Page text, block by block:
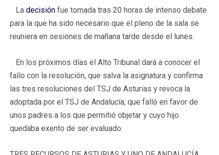
La decisión fue tomada tras 20 horas de intenso debate
para la que ha sido necesario que el pleno de la sala se
reuniera en sesiones de mañana tarde desde el lunes.
En los próximos días el Alto Tribunal dará a conocer el
fallo con la resolución, que salva la asignatura y confirma
las tres resoluciones del TSJ de Asturias y revoca la
adoptada por el TSJ de Andalucía, que falló en favor de
unos padres a los que permitió objetar y cuyo hijo
quedaba exento de ser evaluado.